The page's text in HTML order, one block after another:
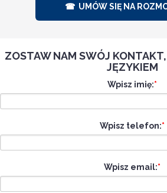
☎ UMÓW SIĘ NA
ZOSTAW NAM SWÓJ
JĘZYKIEM
Wpisz imię:*
Wpisz telefon:*
Wpisz email:*